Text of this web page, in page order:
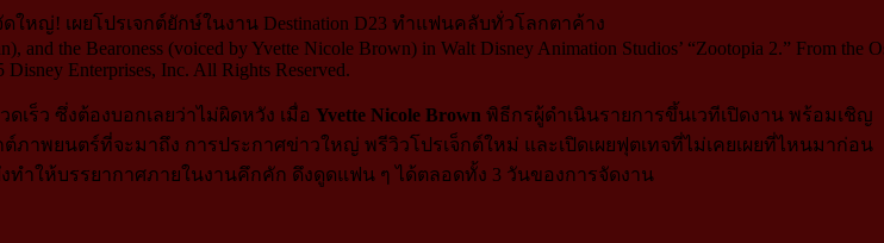
the Bearoness (voiced by Yvette Nicole Brown) in Walt Disney Animation Studios’ “Zootopia 2.” From
Enterprises, Inc. All Rights Reserved.
ร็ว ซึ่งต้องบอกเลยว่าไม่ผิดหวัง เมื่อ Yvette Nicole Brown พิธีกรผู้ดำเนินรายการขึ้นเวทีเปิดงาน พร้อมเชิญ
าพยนตร์ที่จะมาถึง การประกาศข่าวใหญ่ พรีวิวโปรเจ็กต์ใหม่ และเปิดเผยฟุตเทจที่ไม่เคยเผยที่ไหนมาก่อน
ำให้บรรยากาศภายในงานคึกคัก ดึงดูดแฟน ๆ ได้ตลอดทั้ง 3 วันของการจัดงาน